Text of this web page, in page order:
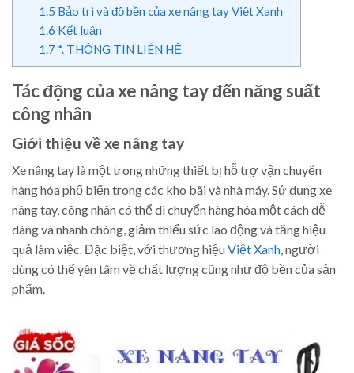
1.5 Bảo trì và độ bền của xe nâng tay Việt Xanh
1.6 Kết luận
1.7 *. THÔNG TIN LIÊN HỆ
Tác động của xe nâng tay đến năng suất
công nhân
Giới thiệu về xe nâng tay
Xe nâng tay là một trong những thiết bị hỗ trợ vận chuyển
hàng hóa phổ biến trong các kho bãi và nhà máy. Sử dụng xe
nâng tay, công nhân có thể di chuyển hàng hóa một cách dễ
dàng và nhanh chóng, giảm thiểu sức lao động và tăng hiệu
quả làm việc. Đặc biệt, với thương hiệuViệt Xanh, người
dùng có thể yên tâm về chất lượng cũng như độ bền của sản
phẩm.